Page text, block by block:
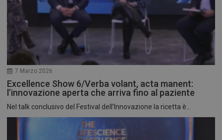
7 Marzo 2026
Excellence Show 6/Verba volant, acta manent:
l’innovazione aperta che arriva fino al paziente
Nel talk conclusivo del Festival dell’Innovazione la ricetta è...